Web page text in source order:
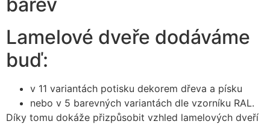
Lamelové dveře dodáváme
buď:
v 11 variantách potisku dekorem dřeva a písku
nebo v 5 barevných variantách dle vzorníku RAL.
Díky tomu dokáže přizpůsobit vzhled lamelových dveří